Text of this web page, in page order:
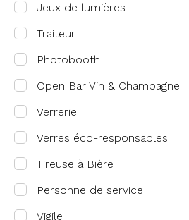
Jeux de lumières
Traiteur
Photobooth
Open Bar Vin & Champagne
Verrerie
Verres éco-responsables
Tireuse à Bière
Personne de service
Vigile